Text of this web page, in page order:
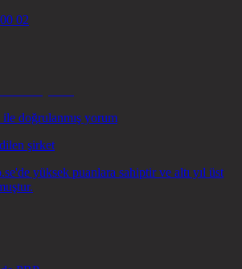
02
doğrulanmış yorum
şirket
yüksek puanlara sahiptir ve altı yıl üst